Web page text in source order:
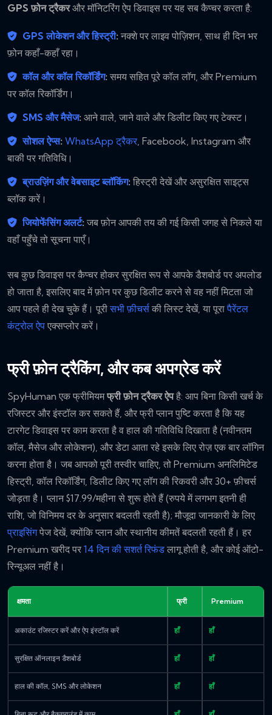
GPS फ़ोन ट्रैकरऔर मॉनिटरिंग ऐप डिवाइस पर यह सब कैप्चर करता है:
GPS लोकेशन और हिस्ट्री: नक्शे पर लाइव पोज़िशन, साथ ही दिन भर
फ़ोन कहाँ-कहाँ रहा।
कॉल और कॉल रिकॉर्डिंग: समय सहित पूरे कॉल लॉग, और Premium
पर कॉल रिकॉर्डिंग।
SMS और मैसेज: आने वाले, जाने वाले और डिलीट किए गए टेक्स्ट।
सोशल ऐप्स: WhatsApp ट्रैकर, Facebook, Instagram और
बाकी पर गतिविधि।
ब्राउज़िंग और वेबसाइट ब्लॉकिंग: हिस्ट्री देखें और असुरक्षित साइट्स
ब्लॉक करें।
जियोफेंसिंग अलर्ट: जब फ़ोन आपकी तय की गई किसी जगह से निकले या
वहाँ पहुँचे तो सूचना पाएँ।
सब कुछ डिवाइस पर कैप्चर होकर सुरक्षित रूप से आपके डैशबोर्ड पर अपलोड
हो जाता है, इसलिए बाद में फ़ोन पर कुछ डिलीट करने से वह नहीं मिटता जो
आप पहले ही देख चुके हैं। पूरीसभी फ़ीचर्स की लिस्ट देखें, या पूरापैरेंटल
कंट्रोल ऐप एक्सप्लोर करें।
फ्री फ़ोन ट्रैकिंग, और कब अपग्रेड करें
SpyHuman एक फ्रीमियमफ्री फ़ोन ट्रैकर ऐपहै: आप बिना किसी खर्च के
रजिस्टर और इंस्टॉल कर सकते हैं, और फ्री प्लान पुष्टि करता है कि यह
टारगेट डिवाइस पर काम करता है व हाल की गतिविधि दिखाता है (नवीनतम
कॉल, मैसेज और लोकेशन), और डेटा आता रहे इसके लिए रोज़ एक बार लॉगिन
करना होता है। जब आपको पूरी तस्वीर चाहिए, तो Premium अनलिमिटेड
हिस्ट्री, कॉल रिकॉर्डिंग, डिलीट किए गए लॉग की रिकवरी और 30+ फ़ीचर्स
जोड़ता है। प्लान $17.99/महीना से शुरू होते हैं (रुपये में लगभग इतनी ही
राशि, जो विनिमय दर के अनुसार बदलती रहती है); मौजूदा जानकारी के लिए
प्राइसिंगपेज देखें, क्योंकि प्लान और स्थानीय कीमतें बदलती रहती हैं। हर
Premium खरीद पर 14 दिन की सशर्त रिफंड लागू होती है, और कोई ऑटो-
रिन्यूअल नहीं है।
क्षमता फ्री Premium
अकाउंट रजिस्टर करें और ऐप इंस्टॉल करें हाँ हाँ
सुरक्षित ऑनलाइन डैशबोर्ड हाँ हाँ
हाल की कॉल, SMS और लोकेशन हाँ हाँ